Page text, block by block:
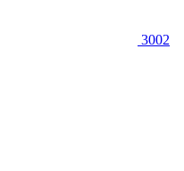
3002